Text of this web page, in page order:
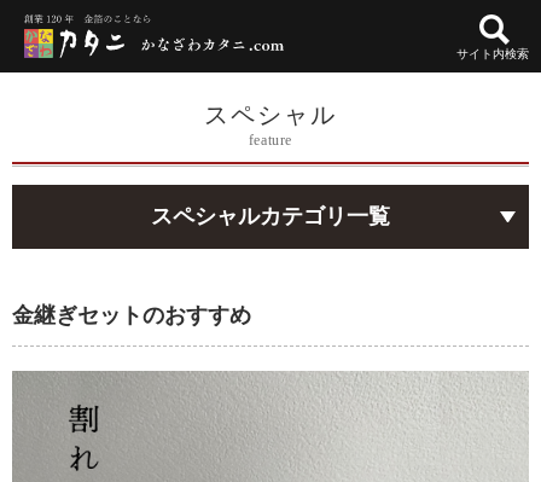
サイト内検索
スペシャル
feature
スペシャルカテゴリ一覧
金継ぎセットのおすすめ